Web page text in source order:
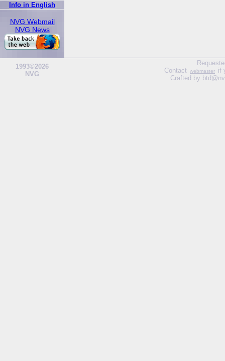
Info in English
NVG Webmail
NVG News
1993©2026
NVG
Contact
webmaster
if
Crafted by